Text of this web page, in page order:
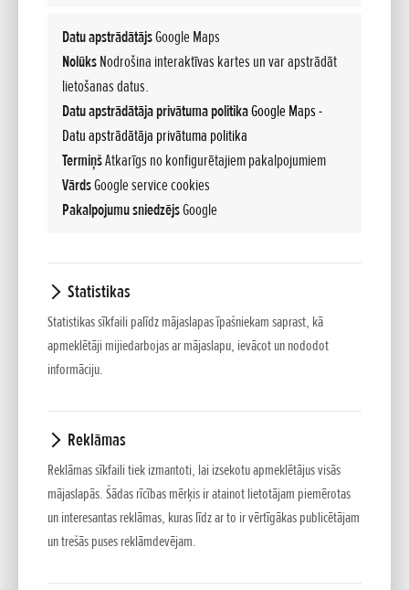
Datu apstrādātājsGoogle Maps
NolūksNodrošina interaktīvas kartes un var apstrādāt
lietošanas datus.
Datu apstrādātāja privātuma politikaGoogle Maps -
Datu apstrādātāja privātuma politika
TermiņšAtkarīgs no konfigurētajiem pakalpojumiem
VārdsGoogle service cookies
Pakalpojumu sniedzējsGoogle
Statistikas
Statistikas sīkfaili palīdz mājaslapas īpašniekam saprast, kā
apmeklētāji mijiedarbojas ar mājaslapu, ievācot un nododot
informāciju.
Reklāmas
Reklāmas sīkfaili tiek izmantoti, lai izsekotu apmeklētājus visās
mājaslapās. Šādas rīcības mērķis ir atainot lietotājam piemērotas
un interesantas reklāmas, kuras līdz ar to ir vērtīgākas publicētājam
un trešās puses reklāmdevējam.
modeļiem Honda 0 Tech Meeting 2024 Lasīt vairāk
e:Ny1: HONDA PILNĪGI JAUNAIS ELEKTROAUTO
INFORMĀCIJA PRESEI e:Ny1 ir pilnībā elektrisks, kompakts SUV, kas
piedāvā atsaucīgu braukšanas dinamiku un nodrošina izcilu...